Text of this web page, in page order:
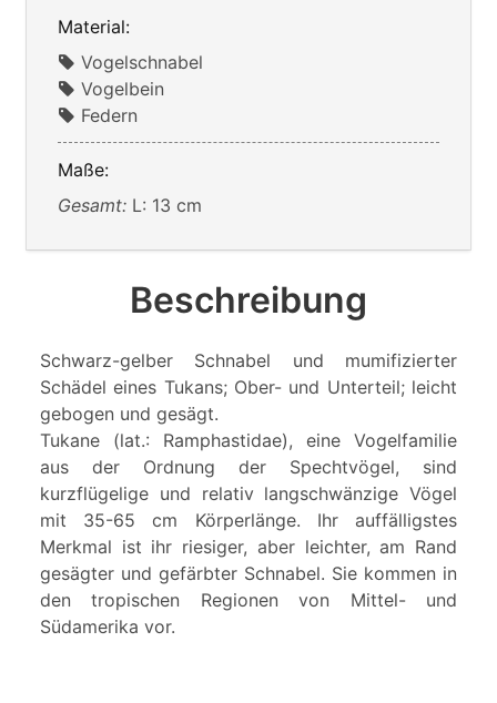
Material:
Vogelschnabel
Vogelbein
Federn
Maße:
Gesamt: L: 13 cm
Beschreibung
Schwarz-gelber Schnabel und mumifizierter
Schädel eines Tukans; Ober- und Unterteil; leicht
gebogen und gesägt.
Tukane (lat.: Ramphastidae), eine Vogelfamilie
aus der Ordnung der Spechtvögel, sind
kurzflügelige und relativ langschwänzige Vögel
mit 35-65 cm Körperlänge. Ihr auffälligstes
Merkmal ist ihr riesiger, aber leichter, am Rand
gesägter und gefärbter Schnabel. Sie kommen in
den tropischen Regionen von Mittel- und
Südamerika vor.